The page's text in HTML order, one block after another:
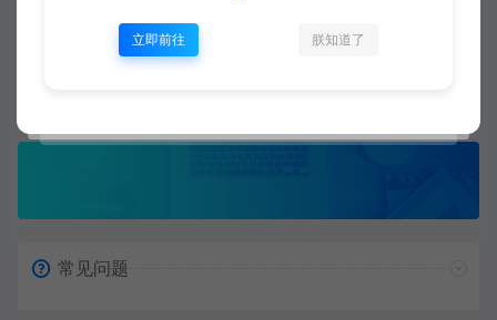
下一篇：
常见问题
立即前往 朕知道了